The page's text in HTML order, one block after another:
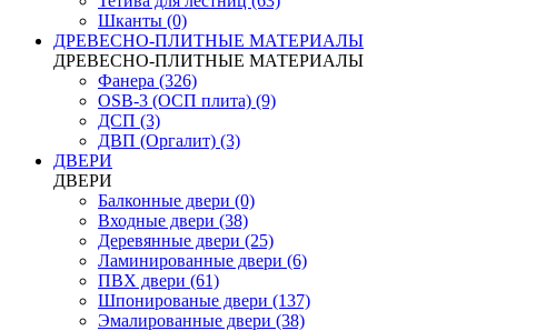
Шканты (0)
ДРЕВЕСНО-ПЛИТНЫЕ МАТЕРИАЛЫ
ДРЕВЕСНО-ПЛИТНЫЕ МАТЕРИАЛЫ
Фанера (326)
OSB-3 (ОСП плита) (9)
ДСП (3)
ДВП (Оргалит) (3)
ДВЕРИ
ДВЕРИ
Балконные двери (0)
Входные двери (38)
Деревянные двери (25)
Ламинированные двери (6)
ПВХ двери (61)
Шпонированые двери (137)
Эмалированные двери (38)